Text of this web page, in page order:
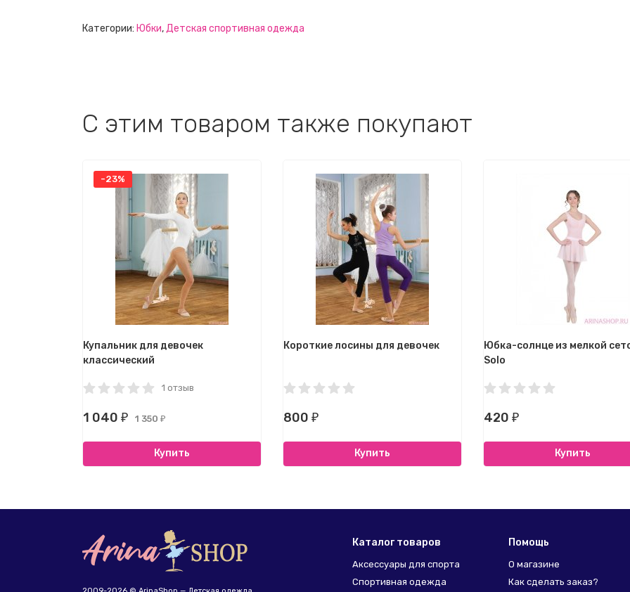
Категории: Юбки,Детская спортивная одежда
C этим товаром также покупают
-23%
Купальник для девочек
классический
1 отзыв
1 040 ₽ 1 350 ₽
Купить
Короткие лосины для девочек
800 ₽
Купить
Юбка-солнце из мелкой
Solo
420 ₽
Купить
Каталог товаров
Аксессуары для спорта
Спортивная одежда
Помощь
О магазине
Как сделать заказ?